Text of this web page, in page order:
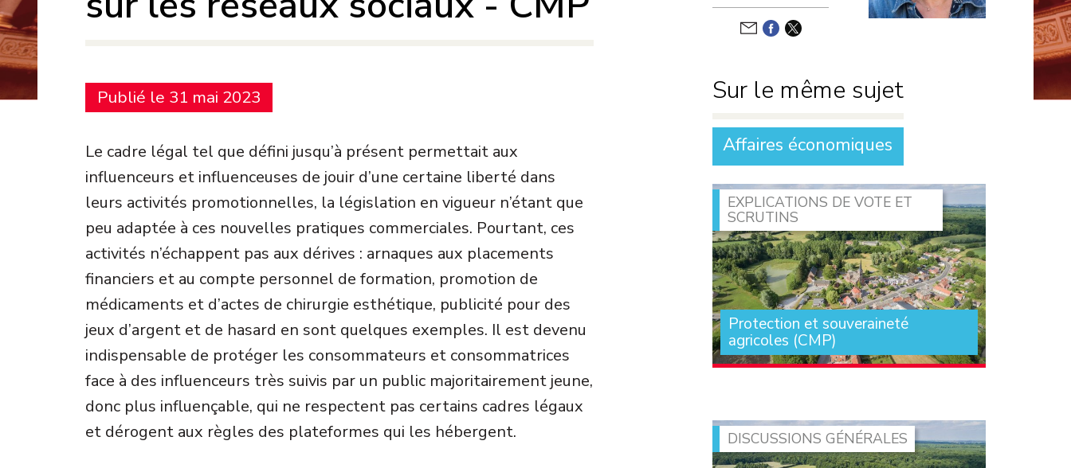
Développement
Défense nationale
Finances
Lois
Publié le 31 mai 2023
Le cadre légal tel que défini jusqu’à présent permettait aux
influenceurs et influenceuses de jouir d’une certaine liberté dans
leurs activités promotionnelles, la législation en vigueur n’étant que
peu adaptée à ces nouvelles pratiques commerciales. Pourtant, ces
activités n’échappent pas aux dérives : arnaques aux placements
financiers et au compte personnel de formation, promotion de
médicaments et d’actes de chirurgie esthétique, publicité pour des
jeux d’argent et de hasard en sont quelques exemples. Il est devenu
indispensable de protéger les consommateurs et consommatrices
face à des influenceurs très suivis par un public majoritairement jeune,
donc plus influençable, qui ne respectent pas certains cadres légaux
et dérogent aux règles des plateformes qui les hébergent.
Sur le même sujet
Affaires économiques
EXPLICATIONS DE VOTE ET
SCRUTINS
Protection et souveraineté
agricoles (CMP)
Quelles urgences agricoles devraient nous
DISCUSSIONS GÉNÉRALES